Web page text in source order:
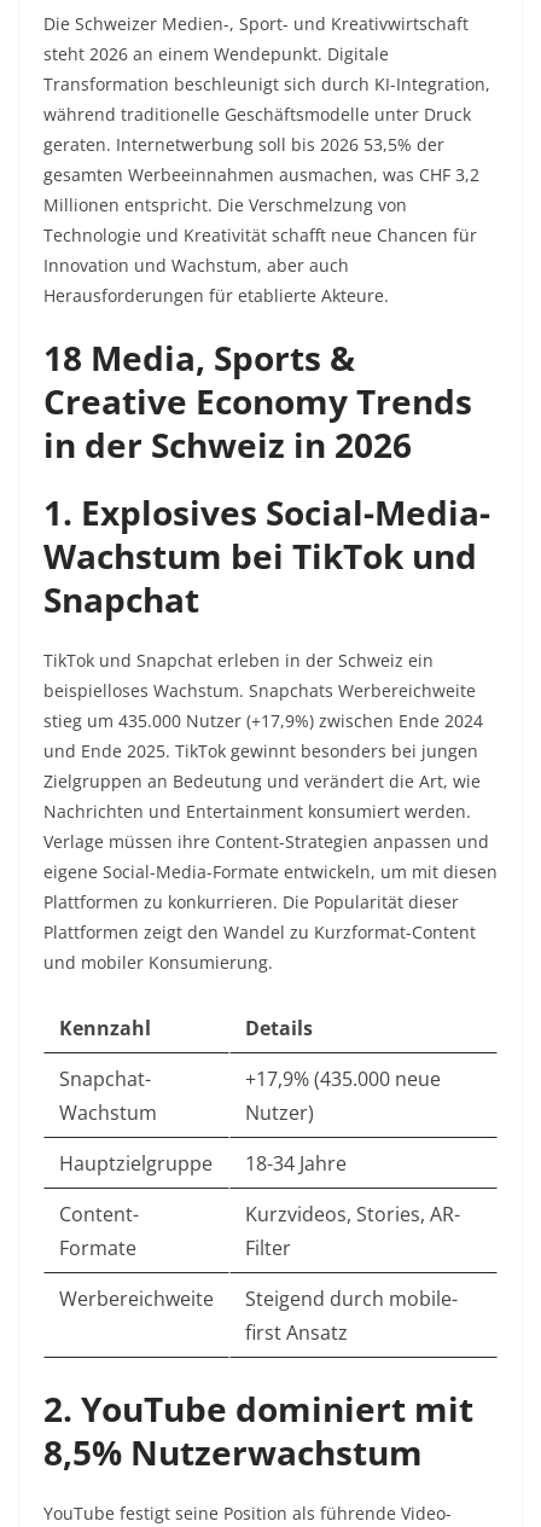
Die Schweizer Medien-, Sport- und Kreativwirtschaft
steht 2026 an einem Wendepunkt. Digitale
Transformation beschleunigt sich durch KI-Integration,
während traditionelle Geschäftsmodelle unter Druck
geraten. Internetwerbung soll bis 2026 53,5% der
gesamten Werbeeinnahmen ausmachen, was CHF 3,2
Millionen entspricht. Die Verschmelzung von
Technologie und Kreativität schafft neue Chancen für
Innovation und Wachstum, aber auch
Herausforderungen für etablierte Akteure.​
18 Media, Sports &
Creative Economy Trends
in der Schweiz in 2026
1. Explosives Social-Media-
Wachstum bei TikTok und
Snapchat
TikTok und Snapchat erleben in der Schweiz ein
beispielloses Wachstum. Snapchats Werbereichweite
stieg um 435.000 Nutzer (+17,9%) zwischen Ende 2024
und Ende 2025. TikTok gewinnt besonders bei jungen
Zielgruppen an Bedeutung und verändert die Art, wie
Nachrichten und Entertainment konsumiert werden.
Verlage müssen ihre Content-Strategien anpassen und
eigene Social-Media-Formate entwickeln, um mit diesen
Plattformen zu konkurrieren. Die Popularität dieser
Plattformen zeigt den Wandel zu Kurzformat-Content
und mobiler Konsumierung.​
Kennzahl
Details
Snapchat-
Wachstum
+17,9% (435.000 neue
Nutzer) ​
Hauptzielgruppe
18-34 Jahre
Content-
Formate
Kurzvideos, Stories, AR-
Filter
Werbereichweite
Steigend durch mobile-
first Ansatz
2. YouTube dominiert mit
8,5% Nutzerwachstum
YouTube festigt seine Position als führende Video-